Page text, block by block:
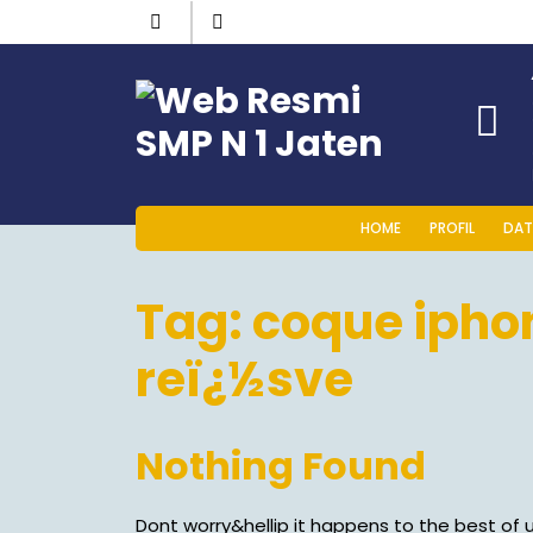
HOME PROFIL
Tag:coque
reï¿½sve
Nothing Found
Dont worry&hellip it happens to the best of